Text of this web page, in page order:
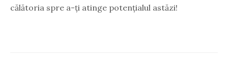
călătoria spre a-ți atinge potențialul astăzi!